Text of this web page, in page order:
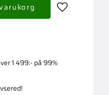
Lägg till i
1 499:- på 99%